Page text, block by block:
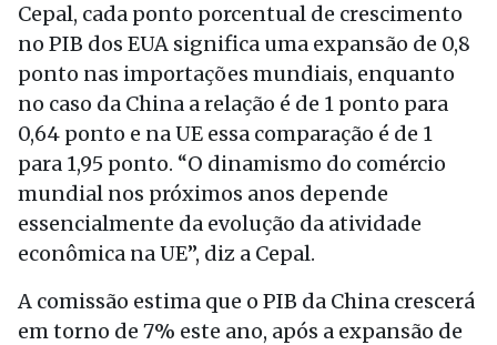
Cepal, cada ponto porcentual de crescimento
no PIB dos EUA significa uma expansão de 0,8
ponto nas importações mundiais, enquanto
no caso da China a relação é de 1 ponto para
0,64 ponto e na UE essa comparação é de 1
para 1,95 ponto. “O dinamismo do comércio
mundial nos próximos anos depende
essencialmente da evolução da atividade
econômica na UE”, diz a Cepal.
A comissão estima que o PIB da China crescerá
em torno de 7% este ano, após a expansão de